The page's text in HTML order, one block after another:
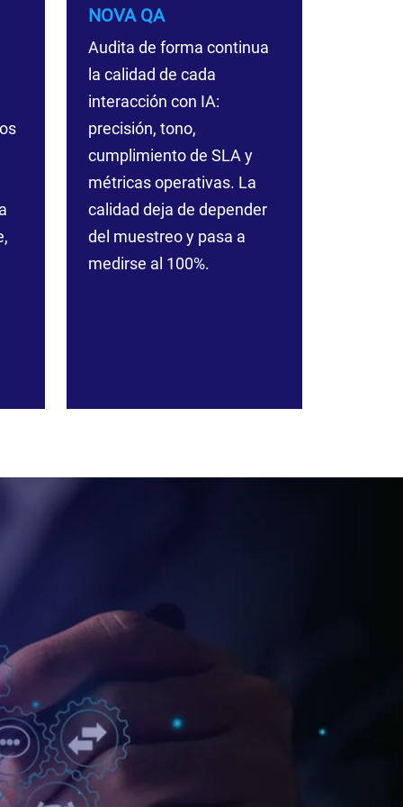
NOVA QA
Audita de forma continua
la calidad de cada
interacción con IA:
precisión, tono,
cumplimiento de SLA y
métricas operativas. La
calidad deja de depender
del muestreo y pasa a
medirse al 100%.